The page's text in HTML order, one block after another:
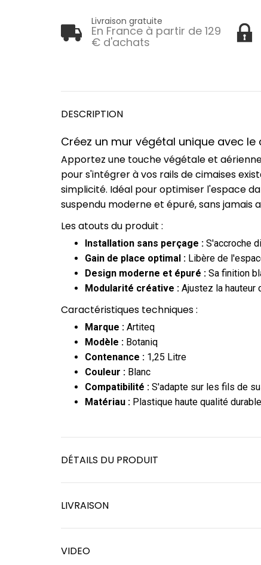
Livraison gratuite
En France à partir de 129
€ d'achats
DESCRIPTION
Créez un mur végétal unique avec
Apportez une touche végétale et
pour s'intégrer à vos rails de cimaises
simplicité. Idéal pour optimiser l'espace
suspendu moderne et épuré, sans jamais
Les atouts du produit :
Installation sans perçage : S'accroche
Gain de place optimal : Libère de
Design moderne et épuré : Sa finition
Modularité créative : Ajustez la
Caractéristiques techniques :
Marque : Artiteq
Modèle : Botaniq
Contenance : 1,25 Litre
Couleur : Blanc
Compatibilité : S'adapte sur les fils de
Matériau : Plastique haute qualité durable
DÉTAILS DU PRODUIT
LIVRAISON
VIDEO